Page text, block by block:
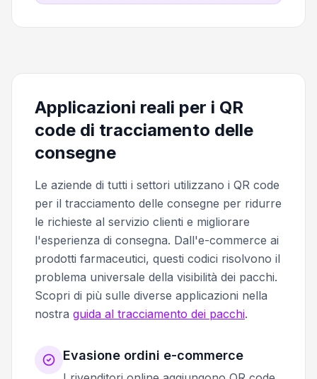
Applicazioni reali per i QR
code di tracciamento delle
consegne
Le aziende di tutti i settori utilizzano i QR code
per il tracciamento delle consegne per ridurre
le richieste al servizio clienti e migliorare
l'esperienza di consegna. Dall'e-commerce ai
prodotti farmaceutici, questi codici risolvono il
problema universale della visibilità dei pacchi.
Scopri di più sulle diverse applicazioni nella
nostra guida al tracciamento dei pacchi.
Evasione ordini e-commerce